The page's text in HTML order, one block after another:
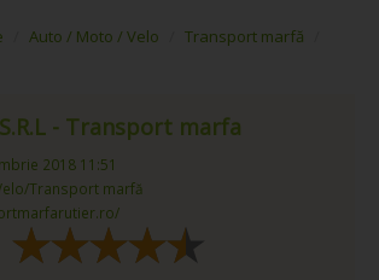
Auto / Moto / Velo Transport marfă
- Transport marfa
2018 11:51
Transport marfă